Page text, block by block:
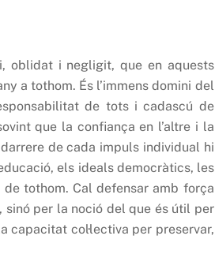
oblidat i negligit, que en aquests
a tothom. És l’immens domini del
de tots i cadascú de
que la confiança en l’altre i la
de cada impuls individual hi
els ideals democràtics, les
tothom. Cal defensar amb força
sinó per la noció del que és útil per
capacitat col·lectiva per preservar,